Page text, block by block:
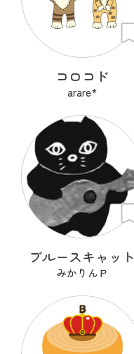
コロコド
arare*
ブルースキャット
みかりんＰ